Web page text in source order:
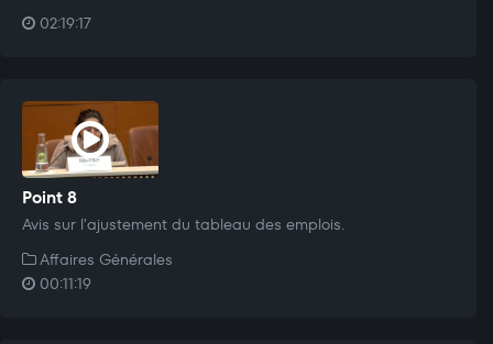
02:19:17
Point 8
Avis sur l'ajustement du tableau des emplois.
Affaires Générales
00:11:19